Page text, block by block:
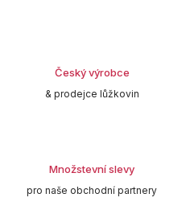
Český výrobce
& prodejce lůžkovin
Množstevní slevy
pro naše obchodní partnery